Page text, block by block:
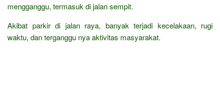
mengganggu, termasuk di jalan sempit.
Akibat parkir di jalan raya, banyak terjadi kecelakaan, rugi
waktu, dan terganggu nya aktivitas masyarakat.